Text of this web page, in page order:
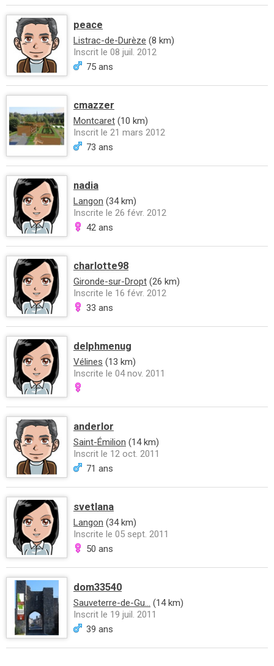
peace
Listrac-de-Durèze (8 km)
Inscrit le 08 juil. 2012
75 ans
cmazzer
Montcaret (10 km)
Inscrit le 21 mars 2012
73 ans
nadia
Langon (34 km)
Inscrite le 26 févr. 2012
42 ans
charlotte98
Gironde-sur-Dropt (26 km)
Inscrite le 16 févr. 2012
33 ans
delphmenug
Vélines (13 km)
Inscrite le 04 nov. 2011
anderlor
Saint-Émilion (14 km)
Inscrit le 12 oct. 2011
71 ans
svetlana
Langon (34 km)
Inscrite le 05 sept. 2011
50 ans
dom33540
Sauveterre-de-Gu... (14 km)
Inscrit le 19 juil. 2011
39 ans